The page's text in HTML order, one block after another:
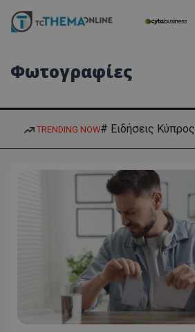
Φωτογραφίες
TRENDING NOW# Ειδήσεις Κύπρος